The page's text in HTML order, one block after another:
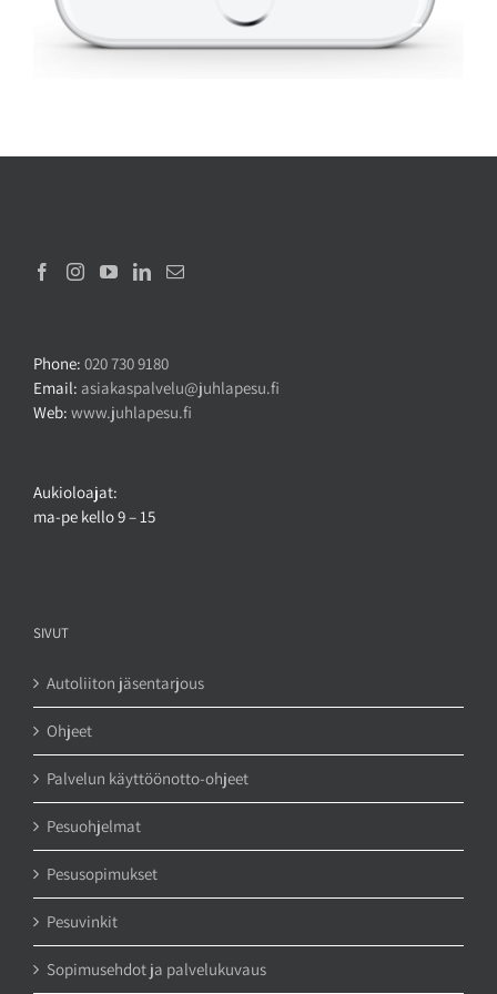
Phone: 020 730 9180
Email: asiakaspalvelu@juhlapesu.fi
Web: www.juhlapesu.fi
Aukioloajat:
ma-pe kello 9 – 15
SIVUT
Autoliiton jäsentarjous
Ohjeet
Palvelun käyttöönotto-ohjeet
Pesuohjelmat
Pesusopimukset
Pesuvinkit
Sopimusehdot ja palvelukuvaus